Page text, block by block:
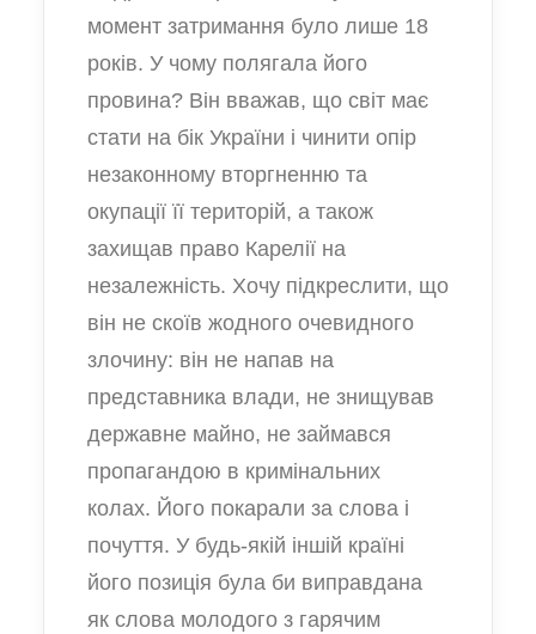
момент затримання було лише 18
років. У чому полягала його
провина? Він вважав, що світ має
стати на бік України і чинити опір
незаконному вторгненню та
окупації її територій, а також
захищав право Карелії на
незалежність. Хочу підкреслити, що
він не скоїв жодного очевидного
злочину: він не напав на
представника влади, не знищував
державне майно, не займався
пропагандою в кримінальних
колах. Його покарали за слова і
почуття. У будь-якій іншій країні
його позиція була би виправдана
як слова молодого з гарячим